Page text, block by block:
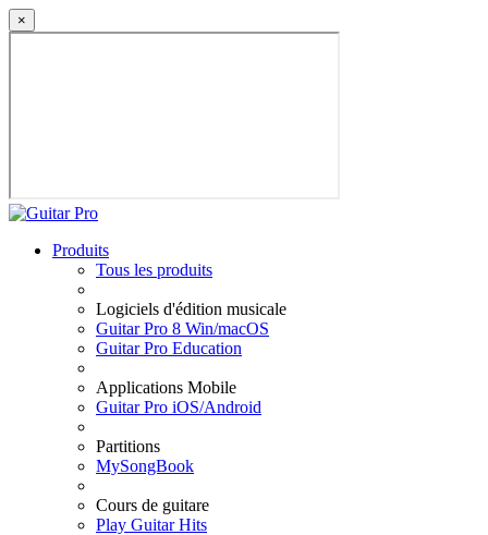
×
Produits
Tous les produits
Logiciels d'édition musicale
Guitar Pro 8 Win/macOS
Guitar Pro Education
Applications Mobile
Guitar Pro iOS/Android
Partitions
MySongBook
Cours de guitare
Play Guitar Hits